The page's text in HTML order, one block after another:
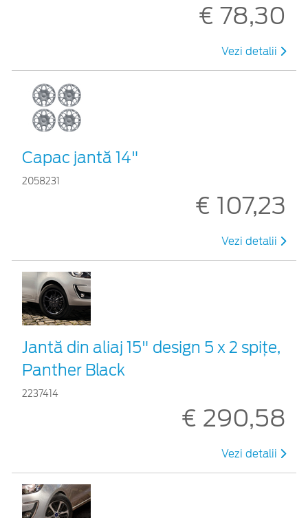
€ 78,30
Vezi detalii
Capac jantă 14"
2058231
€ 107,23
Vezi detalii
Jantă din aliaj 15" design 5 x 2 spiţe,
Panther Black
2237414
€ 290,58
Vezi detalii